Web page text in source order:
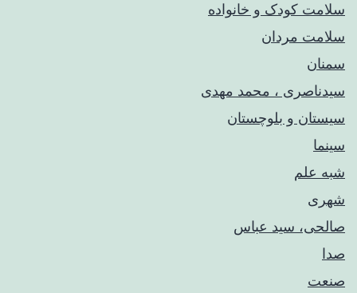
سلامت کودک‌ و خانواده
سلامت مردان
سمنان
سیدناصری ، محمد مهدی
سیستان و بلوچستان
سینما
شبه علم
شهری
صالحی، سید عباس
صدا
صنعت